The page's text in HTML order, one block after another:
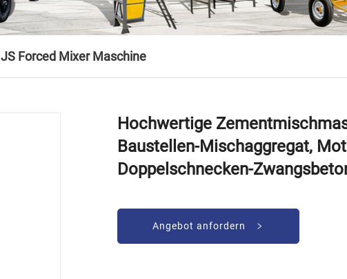
JS Forced Mixer Maschine
Hochwertige
Baustellen-Mischaggregat,
Doppelschnecken-
Angebot anfordern